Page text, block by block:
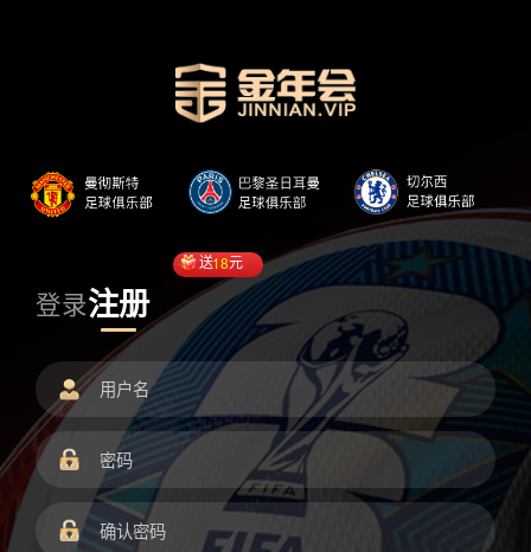
登录注册
送18元